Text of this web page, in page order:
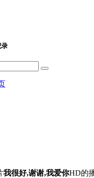
录
我很好,谢谢,我爱你HD的